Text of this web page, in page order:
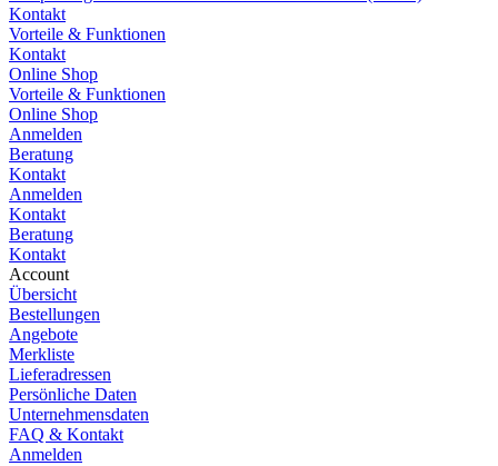
Kontakt
Vorteile & Funktionen
Kontakt
Online Shop
Vorteile & Funktionen
Online Shop
Anmelden
Beratung
Kontakt
Anmelden
Kontakt
Beratung
Kontakt
Account
Übersicht
Bestellungen
Angebote
Merkliste
Lieferadressen
Persönliche Daten
Unternehmensdaten
FAQ & Kontakt
Anmelden